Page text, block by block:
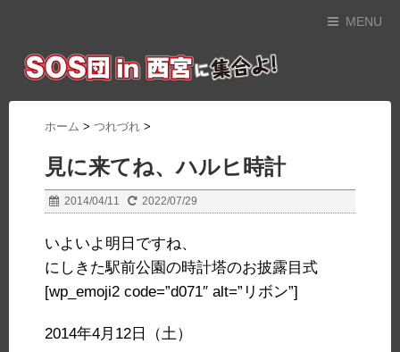
MENU
ホーム > つれづれ >
見に来てね、ハルヒ時計
2014/04/11 2022/07/29
いよいよ明日ですね、
にしきた駅前公園の時計塔のお披露目式
[wp_emoji2 code=”d071″ alt=”リボン”]
2014年4月12日（土）